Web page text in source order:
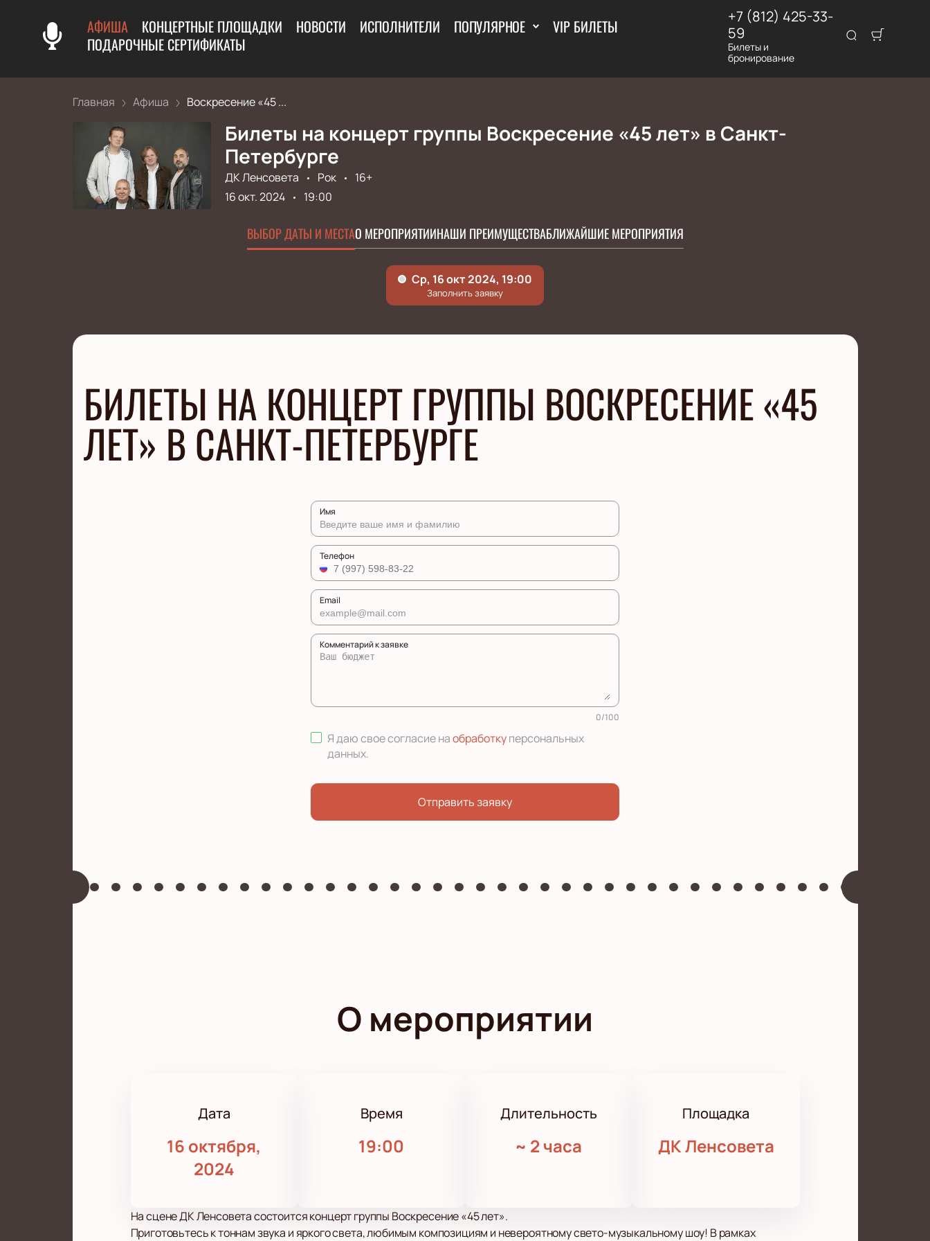
АФИША КОНЦЕРТНЫЕ ПЛОЩАДКИ НОВОСТИ ИСПОЛНИТЕЛИ ПОПУЛЯРНОЕ
VIP БИЛЕТЫ
ПОДАРОЧНЫЕ СЕРТИФИКАТЫ
+7 (812) 425-33-
59
Билеты и
бронирование
Главная Афиша Воскресение «45 ...
Билеты на концерт группы Воскресение «45 лет» в Санкт-
Петербурге
ДК Ленсовета Рок
16+
16 окт. 2024
19:00
ВЫБОР ДАТЫ И МЕСТАО МЕРОПРИЯТИИНАШИ ПРЕИМУЩЕСТВАБЛИЖАЙШИЕ МЕРОПРИЯТИЯ
БИЛЕТЫ НА КОНЦЕРТ ГРУППЫ ВОСКРЕСЕНИЕ «45
ЛЕТ» В САНКТ-ПЕТЕРБУРГЕ
Имя
Телефон
Email
Комментарий к заявке
0/100
Я даю свое согласие наобработкуперсональных
данных.
Отправить заявку
О мероприятии
Дата
16 октября,
2024
Время
19:00
Длительность
~ 2 часа
Площадка
ДК Ленсовета
На сцене ДК Ленсовета состоится концерт группы Воскресение «45 лет».
Приготовьтесь к тоннам звука и яркого света, любимым композициям и невероятному свето-музыкальному шоу! В рамках